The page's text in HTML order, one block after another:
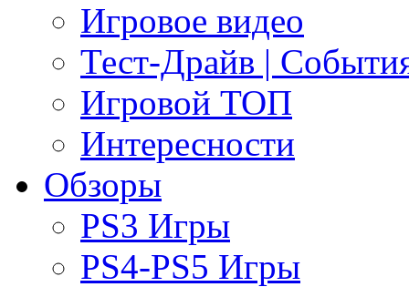
Игровое видео
Тест-Драйв |
Игровой ТОП
Интересности
Обзоры
PS3 Игры
PS4-PS5 Игры